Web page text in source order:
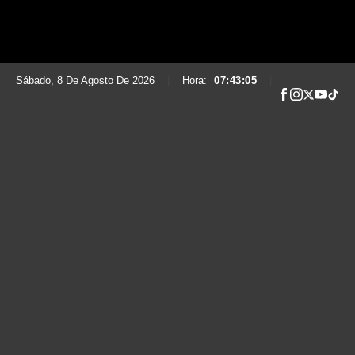
Sábado, 8 De Agosto De 2026 Hora: 07:43:06